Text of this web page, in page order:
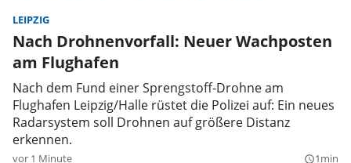
LEIPZIG
Nach Drohnenvorfall: Neuer Wachposten
am Flughafen
Nach dem Fund einer Sprengstoff-Drohne am
Flughafen Leipzig/Halle rüstet die Polizei auf: Ein neues
Radarsystem soll Drohnen auf größere Distanz
erkennen.
vor 1 Minute query_builder1min